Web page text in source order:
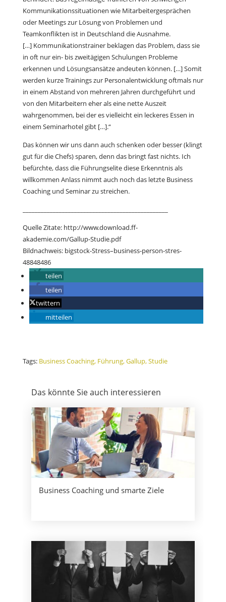
Kommunikationssituationen wie Mitarbeitergesprächen
oder Meetings zur Lösung von Problemen und
Teamkonflikten ist in Deutschland die Ausnahme.
[…] Kommunikationstrainer beklagen das Problem, dass sie
in oft nur ein- bis zweitägigen Schulungen Probleme
erkennen und Lösungsansätze andeuten können. […] Somit
werden kurze Trainings zur Personalentwicklung oftmals nur
in einem Abstand von mehreren Jahren durchgeführt und
von den Mitarbeitern eher als eine nette Auszeit
wahrgenommen, bei der es vielleicht ein leckeres Essen in
einem Seminarhotel gibt […].“
Das können wir uns dann auch schenken oder besser (klingt
gut für die Chefs) sparen, denn das bringt fast nichts. Ich
befürchte, dass die Führungselite diese Erkenntnis als
willkommen Anlass nimmt auch noch das letzte Business
Coaching und Seminar zu streichen.
Quelle Zitate: http://www.download.ff-
akademie.com/Gallup-Studie.pdf
Bildnachweis: bigstock-Stress–business-person-stres-
48848486
teilen
teilen
twittern
mitteilen
Tags: Business Coaching Führung Gallup Studie
Das könnte Sie auch interessieren
Business Coaching und smarte Ziele